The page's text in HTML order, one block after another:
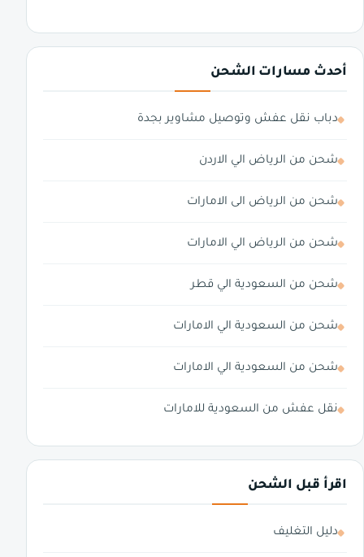
أحدث مسارات الشحن
دباب نقل عفش وتوصيل مشاوير بجدة
شحن من الرياض الي الاردن
شحن من الرياض الى الامارات
شحن من الرياض الي الامارات
شحن من السعودية الي قطر
شحن من السعودية الي الامارات
شحن من السعودية الي الامارات
نقل عفش من السعودية للامارات
اقرأ قبل الشحن
دليل التغليف